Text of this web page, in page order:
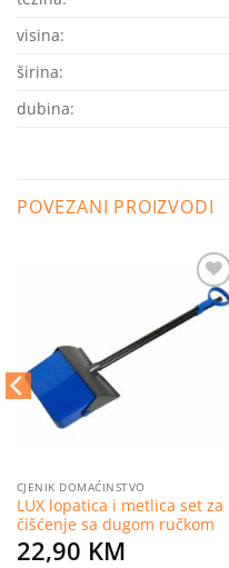
visina:
širina:
dubina:
POVEZANI PROIZVODI
Dodaj
na
CJENIK DOMAĆINSTVO
LUX lopatica i metlica set za
čišćenje sa dugom ručkom
22,90 KM